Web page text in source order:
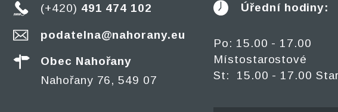
(+420) 491 474 102
podatelna@nahorany.eu
Obec Nahořany
Nahořany 76, 549 07
Úřední hodiny:
Po: 15.00 - 17.00
Místostarostové
St: 15.00 - 17.00